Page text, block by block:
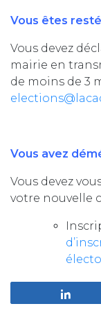
Vous êtes
Vous devez
mairie en
de moins de 3
Vous avez
Vous devez
votre nouvelle